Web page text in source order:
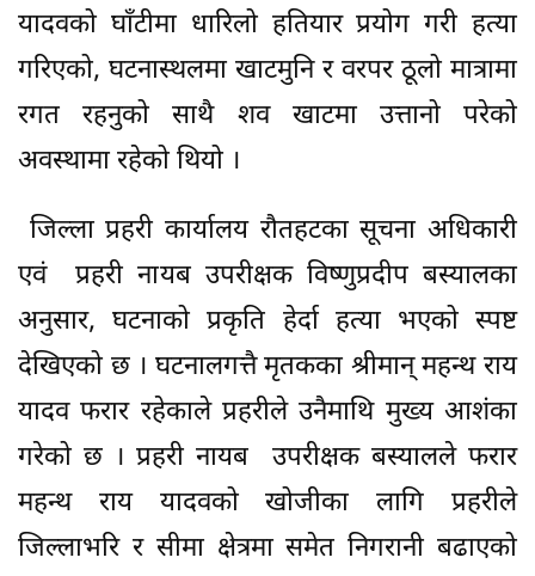
यादवको घाँटीमा धारिलो हतियार प्रयोग गरी हत्या
गरिएको, घटनास्थलमा खाटमुनि र वरपर ठूलो मात्रामा
रगत रहनुको साथै शव खाटमा उत्तानो परेको
अवस्थामा रहेको थियो ।
जिल्ला प्रहरी कार्यालय रौतहटका सूचना अधिकारी
एवं प्रहरी नायब उपरीक्षक विष्णुप्रदीप बस्यालका
अनुसार, घटनाको प्रकृति हेर्दा हत्या भएको स्पष्ट
देखिएको छ । घटनालगत्तै मृतकका श्रीमान् महन्थ राय
यादव फरार रहेकाले प्रहरीले उनैमाथि मुख्य आशंका
गरेको छ । प्रहरी नायब उपरीक्षक बस्यालले फरार
महन्थ राय यादवको खोजीका लागि प्रहरीले
जिल्लाभरि र सीमा क्षेत्रमा समेत निगरानी बढाएको